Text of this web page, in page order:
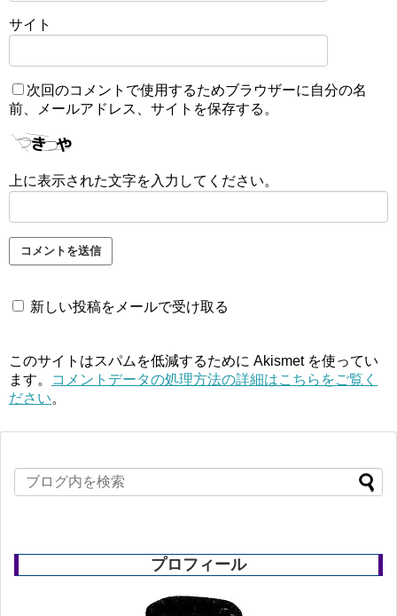
サイト
次回のコメントで使用するためブラウザーに自分の名
前、メールアドレス、サイトを保存する。
上に表示された文字を入力してください。
新しい投稿をメールで受け取る
このサイトはスパムを低減するために Akismet を使ってい
ます。
コメントデータの処理方法の詳細はこちらをご覧く
ださい。
プロフィール